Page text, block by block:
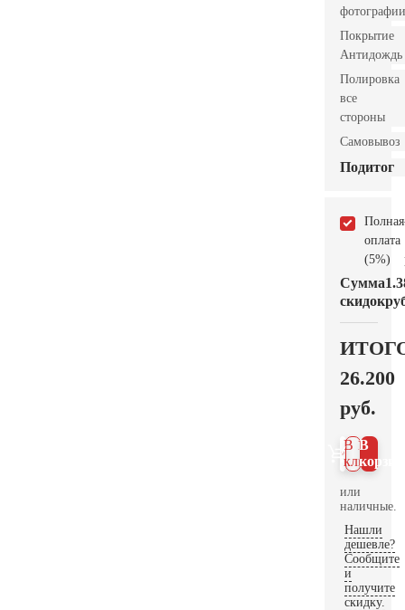
фотографии
Покрытие
Антидождь
Полировка
все
стороны
Самовывоз
Подитог
Полная
оплата
(5%)
Сумма
скидок
26.200
руб.
В
В 1
клик
или
наличные.
Нашли
дешевле?
Сообщите
и
получите
скидку.